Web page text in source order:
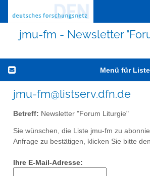
jmu-fm - Newsletter
Menü für
jmu-fm@listserv.dfn.de
Betreff: Newsletter "Forum Liturgie"
Sie wünschen, die Liste jmu-fm zu
Anfrage zu bestätigen, klicken Sie bitte
Ihre E-Mail-Adresse: